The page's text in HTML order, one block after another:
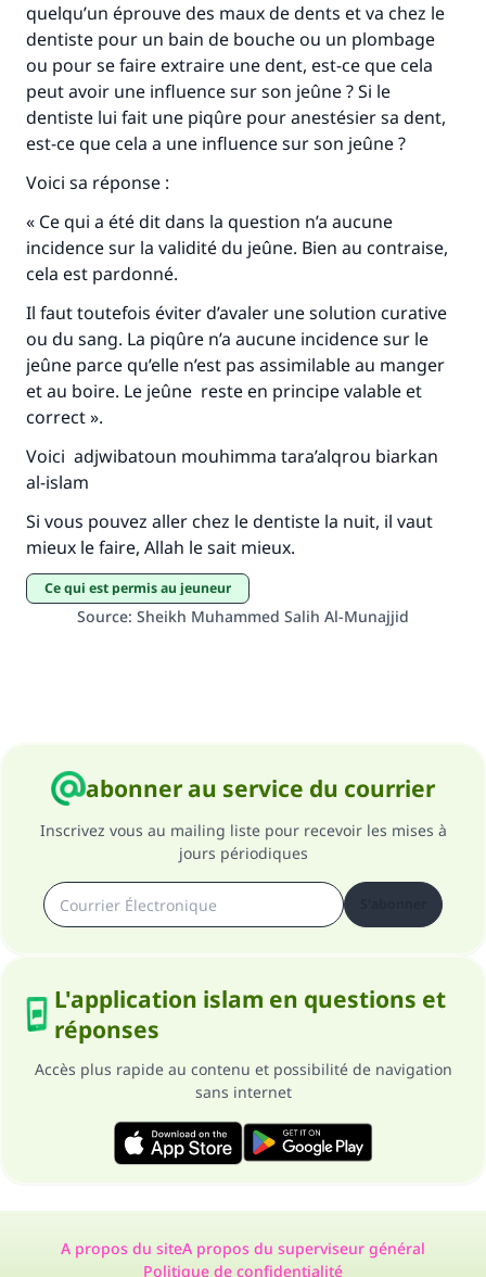
quelqu’un éprouve des maux de dents et va chez le
dentiste pour un bain de bouche ou un plombage
ou pour se faire extraire une dent, est-ce que cela
peut avoir une influence sur son jeûne ? Si le
dentiste lui fait une piqûre pour anestésier sa dent,
est-ce que cela a une influence sur son jeûne ?
Voici sa réponse :
« Ce qui a été dit dans la question n’a aucune
incidence sur la validité du jeûne. Bien au contraise,
cela est pardonné.
Il faut toutefois éviter d’avaler une solution curative
ou du sang. La piqûre n’a aucune incidence sur le
jeûne parce qu’elle n’est pas assimilable au manger
et au boire. Le jeûne reste en principe valable et
correct ».
Voici adjwibatoun mouhimma tara’alqrou biarkan
al-islam
Si vous pouvez aller chez le dentiste la nuit, il vaut
mieux le faire, Allah le sait mieux.
Ce qui est permis au jeuneur
Source: Sheikh Muhammed Salih Al-Munajjid
abonner au service du courrier
Inscrivez vous au mailing liste pour recevoir les mises à
jours périodiques
L'application islam en questions et
réponses
Accès plus rapide au contenu et possibilité de navigation
sans internet
A propos du siteA propos du superviseur général
Politique de confidentialité
Faites une différence dans la vie de
millions de personnes grâce à votre
contribution
Aidez nous à apporter des réponses.
Le Messager d'Allah (Paix sur lui) a dit:
"Celui qui indique une bonne action obtient la
même récompense que celui qui le fait."
(MOUSLIM 1893)
Soutenez IslamQA